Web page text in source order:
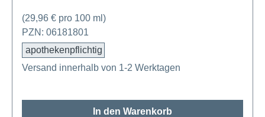
(29,96 € pro 100 ml)
PZN: 06181801
apothekenpflichtig
Versand innerhalb von 1-2 Werktagen
In den Warenkorb